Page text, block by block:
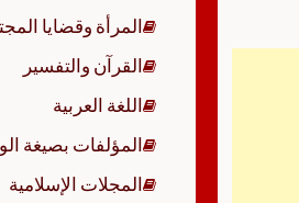
المرأة وقضايا
القرآن والتفسير
اللغة العربية
المؤلفات بصيغة
المجلات الإسلامية